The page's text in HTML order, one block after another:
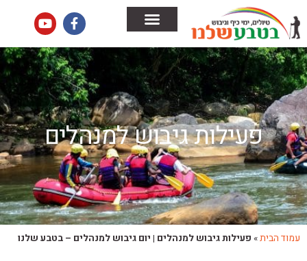
פעילות גיבוש למנהלים
עמוד הבית» פעילות גיבוש למנהלים | יום גיבוש למנהלים – בטבע שלנו